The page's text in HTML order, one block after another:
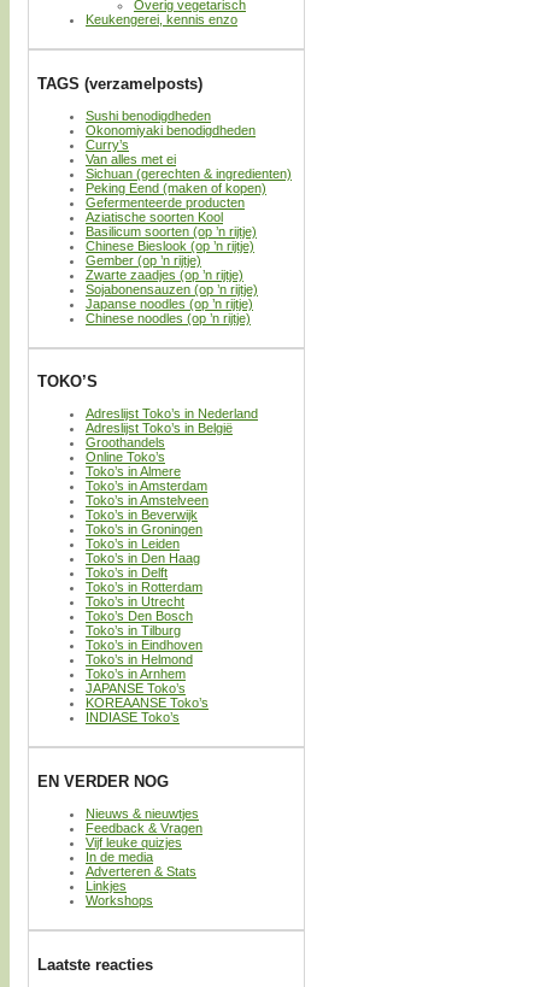
Overig vegetarisch
Keukengerei, kennis enzo
TAGS (verzamelposts)
Sushi benodigdheden
Okonomiyaki benodigdheden
Curry’s
Van alles met ei
Sichuan (gerechten & ingredienten)
Peking Eend (maken of kopen)
Gefermenteerde producten
Aziatische soorten Kool
Basilicum soorten (op ’n rijtje)
Chinese Bieslook (op ’n rijtje)
Gember (op ’n rijtje)
Zwarte zaadjes (op ’n rijtje)
Sojabonensauzen (op ’n rijtje)
Japanse noodles (op ’n rijtje)
Chinese noodles (op ’n rijtje)
TOKO’S
Adreslijst Toko’s in Nederland
Adreslijst Toko’s in België
Groothandels
Online Toko’s
Toko’s in Almere
Toko’s in Amsterdam
Toko’s in Amstelveen
Toko’s in Beverwijk
Toko’s in Groningen
Toko’s in Leiden
Toko’s in Den Haag
Toko’s in Delft
Toko’s in Rotterdam
Toko’s in Utrecht
Toko’s Den Bosch
Toko’s in Tilburg
Toko’s in Eindhoven
Toko’s in Helmond
Toko’s in Arnhem
JAPANSE Toko’s
KOREAANSE Toko’s
INDIASE Toko’s
EN VERDER NOG
Nieuws & nieuwtjes
Feedback & Vragen
Vijf leuke quizjes
In de media
Adverteren & Stats
Linkjes
Workshops
Laatste reacties